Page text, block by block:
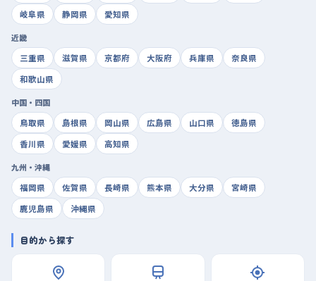
岐阜県
静岡県 愛知県
近畿
三重県
滋賀県 京都府 大阪府 兵庫県
奈良県
和歌山県
中国・四国
鳥取県
島根県 岡山県 広島県 山口県
徳島県
香川県
愛媛県 高知県
九州・沖縄
福岡県
佐賀県 長崎県 熊本県 大分県
宮崎県
鹿児島県
沖縄県
目的から探す